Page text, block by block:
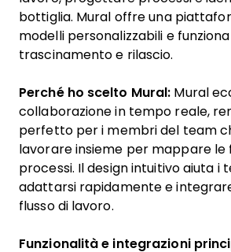
bottiglia. Mural offre una
modelli personalizzabili e
trascinamento e rilascio.
Perché ho scelto Mural: Mural
collaborazione in tempo reale,
perfetto per i membri del team
lavorare insieme per mappare le
processi. Il design intuitivo aiuta i
adattarsi rapidamente e
flusso di lavoro.
Funzionalità e integrazioni